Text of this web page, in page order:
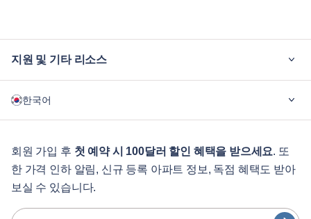
지원 및 기타 리소스
기업용
게스트 서비스
도시 가이드
파트너
한국어
English
Português
회원 가입 후 첫 예약 시 100달러 할인 혜택을 받으세요. 또
한 가격 인하 알림, 신규 등록 아파트 정보, 독점 혜택도 받아
보실 수 있습니다.